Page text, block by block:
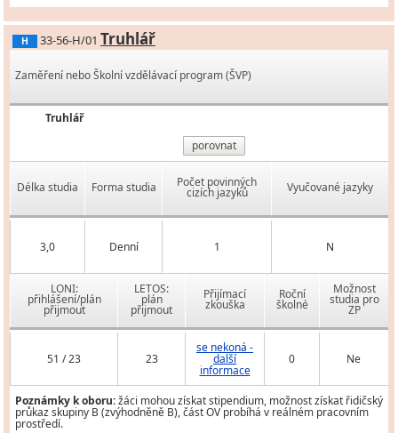
H 33-56-H/01 Truhlář
Zaměření nebo Školní vzdělávací program (ŠVP)
Truhlář
porovnat
Délka studia Forma studia Počet povinných
cizích jazyků Vyučované jazyky
3,0 Denní 1 N
LONI:
přihlášení/plán
přijmout
LETOS:
plán
přijmout
Přijímací
zkouška
Roční
školné
Možnost
studia pro
ZP
51 / 23 23
se nekoná -
další
informace
0 Ne
Poznámky k oboru:žáci mohou získat stipendium, možnost získat řidičský
průkaz skupiny B (zvýhodněně B), část OV probíhá v reálném pracovním
prostředí.